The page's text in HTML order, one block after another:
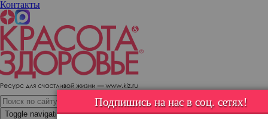
Контакты
Toggle navigation
Подпишись на нас в соц. сетях!
Дыхание огня: Юлия Паршута поделилась инструкцией
дыхательной практики